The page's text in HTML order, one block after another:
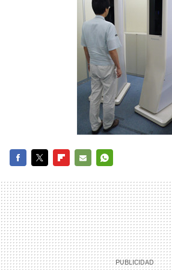
MAIL